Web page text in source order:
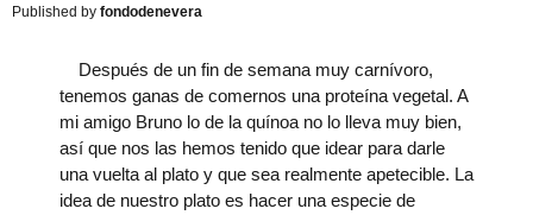
fondodenevera
Después de un fin de semana muy carnívoro,
tenemos ganas de comernos una proteína vegetal. A
mi amigo Bruno lo de la quínoa no lo lleva muy bien,
así que nos las hemos tenido que idear para darle
una vuelta al plato y que sea realmente apetecible. La
idea de nuestro plato es hacer una especie de